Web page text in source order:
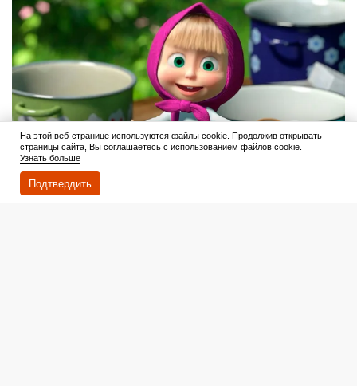
На этой веб-странице используются файлы cookie. Продолжив открывать
страницы сайта, Вы соглашаетесь с использованием файлов cookie.
Узнать больше
Подтвердить